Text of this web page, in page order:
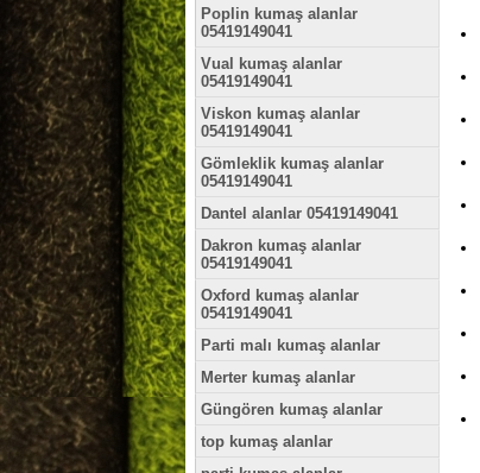
Poplin kumaş alanlar
05419149041
Vual kumaş alanlar
05419149041
Viskon kumaş alanlar
05419149041
Gömleklik kumaş alanlar
05419149041
Dantel alanlar 05419149041
Dakron kumaş alanlar
05419149041
Oxford kumaş alanlar
05419149041
Parti malı kumaş alanlar
Merter kumaş alanlar
Güngören kumaş alanlar
top kumaş alanlar